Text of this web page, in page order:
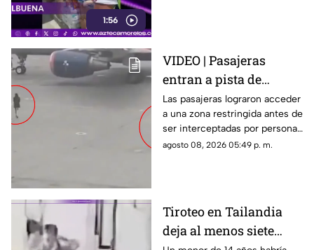
1:56
VIDEO | Pasajeras
entran a pista de
aeropuerto tras perder
su vuelo; autoridades
logran detenerlas
Las pasajeras lograron acceder
a una zona restringida antes de
ser interceptadas por personal
del aeropuerto.
agosto 08, 2026 05:49 p. m.
Tiroteo en Tailandia
deja al menos siete